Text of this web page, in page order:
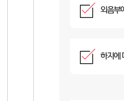
외음부
하지에